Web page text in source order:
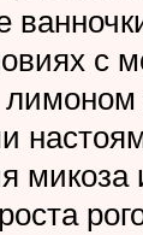
с
микоза